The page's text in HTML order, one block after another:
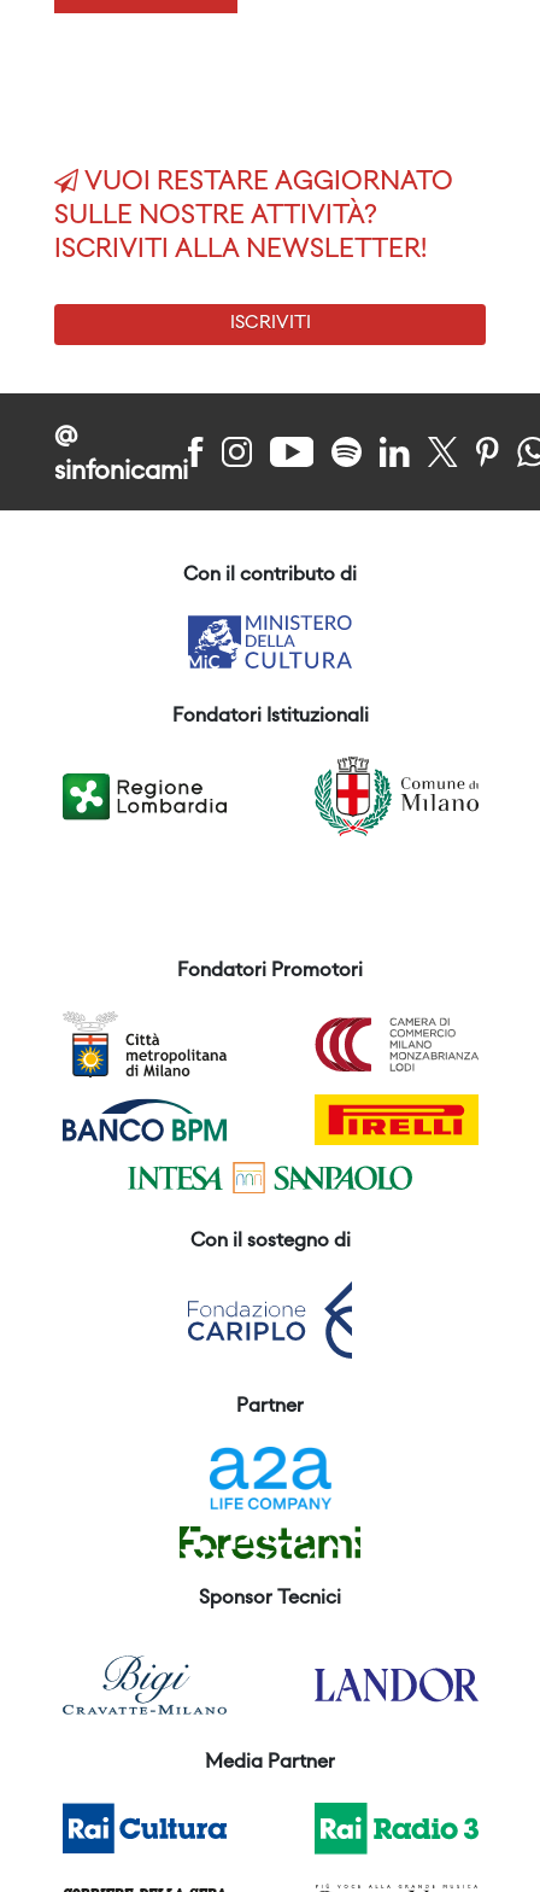
VUOI RESTARE AGGIORNATO
SULLE NOSTRE ATTIVITÀ?
ISCRIVITI ALLA NEWSLETTER!
ISCRIVITI
@
sinfonicami
Con il contributo di
Fondatori Istituzionali
Fondatori Promotori
Con il sostegno di
Partner
Sponsor Tecnici
Media Partner